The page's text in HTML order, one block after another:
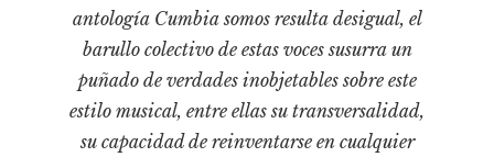
Gran reserva
Historia material de los libros
Lagunas mentales
antología Cumbia somos resulta desigual, el
barullo colectivo de estas voces susurra un
puñado de verdades inobjetables sobre este
estilo musical, entre ellas su transversalidad,
su capacidad de reinventarse en cualquier